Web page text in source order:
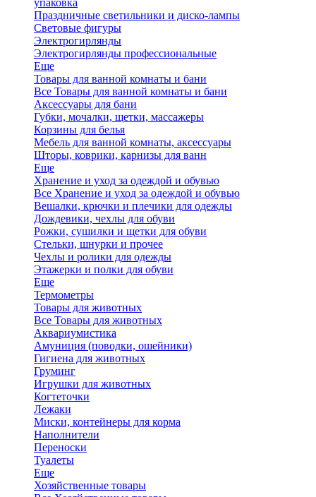
упаковка
Праздничные светильники и диско-лампы
Световые фигуры
Электрогирлянды
Электрогирлянды профессиональные
Еще
Товары для ванной комнаты и бани
Все Товары для ванной комнаты и бани
Аксессуары для бани
Губки, мочалки, щетки, массажеры
Корзины для белья
Мебель для ванной комнаты, аксессуары
Шторы, коврики, карнизы для ванн
Еще
Хранение и уход за одеждой и обувью
Все Хранение и уход за одеждой и обувью
Вешалки, крючки и плечики для одежды
Дождевики, чехлы для обуви
Рожки, сушилки и щетки для обуви
Стельки, шнурки и прочее
Чехлы и ролики для одежды
Этажерки и полки для обуви
Еще
Термометры
Товары для животных
Все Товары для животных
Аквариумистика
Амуниция (поводки, ошейники)
Гигиена для животных
Груминг
Игрушки для животных
Когтеточки
Лежаки
Миски, контейнеры для корма
Наполнители
Переноски
Туалеты
Еще
Хозяйственные товары